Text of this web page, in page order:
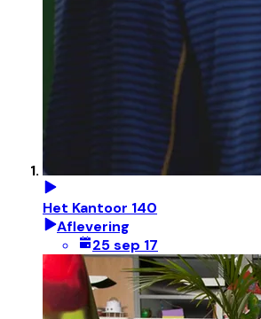
Het Kantoor 140
Aflevering
25 sep 17